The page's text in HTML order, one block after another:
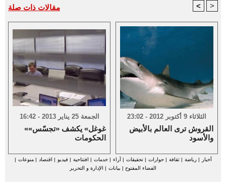
مقالات ذات صلة < >
الجمعة 25 يناير 2013 - 16:42
«غوغل» يكشف «تجسّس»
الحكومات
الثلاثاء 9 أكتوبر 2012 - 23:02
القروش ترى العالم بالأبيض
والأسود
أخبار |رياضة |ثقافة |حوارات |تحقيقات | آراء |خدمات | افتتاحية | فيديو | اقتصاد |منوعات |
الفضاء المفتوح | بيانات | الإدارة و التحرير